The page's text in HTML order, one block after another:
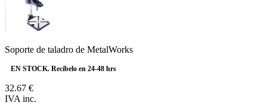
Soporte de taladro de MetalWorks
EN STOCK. Recíbelo en 24-48 hrs
32.67 €
IVA inc.